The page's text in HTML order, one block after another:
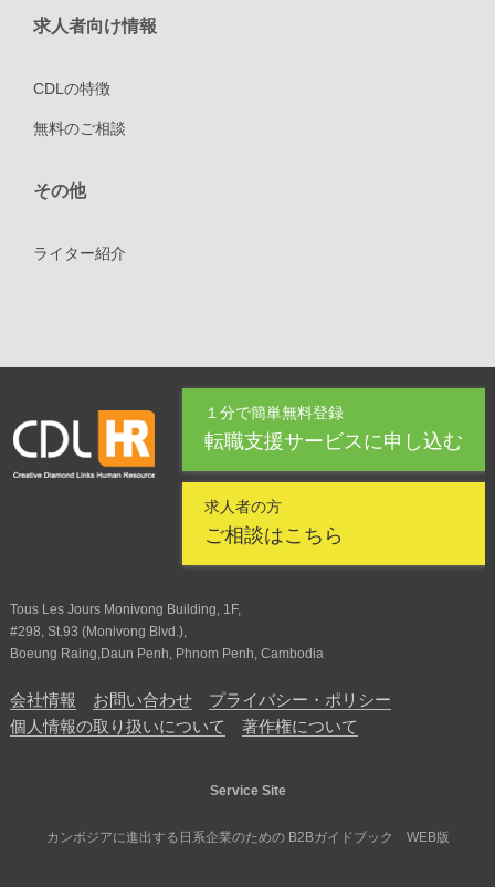
求人者向け情報
CDLの特徴
無料のご相談
その他
ライター紹介
１分で簡単無料登録
転職支援サービスに申し込む
求人者の方
ご相談はこちら
Tous Les Jours Monivong Building, 1F,
#298, St.93 (Monivong Blvd.),
Boeung Raing,Daun Penh, Phnom Penh, Cambodia
会社情報 お問い合わせ
プライバシー・ポリシー
個人情報の取り扱いについて
著作権について
Service Site
カンボジアに進出する日系企業のための B2Bガイドブック WEB版